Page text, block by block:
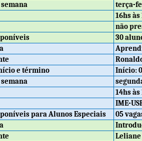
terça-
16hs às
não
30
e término
Início:
14hs às
IME-
para Alunos Especiais
05
Leliane